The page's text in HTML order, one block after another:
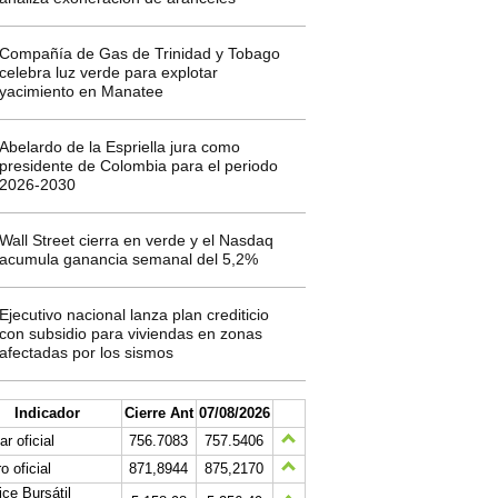
Compañía de Gas de Trinidad y Tobago
celebra luz verde para explotar
yacimiento en Manatee
Abelardo de la Espriella jura como
presidente de Colombia para el periodo
2026-2030
Wall Street cierra en verde y el Nasdaq
acumula ganancia semanal del 5,2%
Ejecutivo nacional lanza plan crediticio
con subsidio para viviendas en zonas
afectadas por los sismos
Indicador Cierre Ant 07/08/2026
oficial
756.7083
757.5406
oficial
871,8944
875,2170
Bursátil